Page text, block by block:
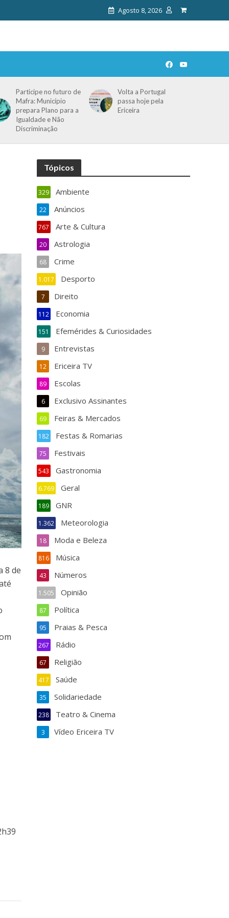
Agosto 8, 2026
Participe no futuro de
Mafra: Município
prepara Plano para a
Igualdade e Não
Discriminação
Volta a Portugal
passa hoje pela
Ericeira
8 de
Tópicos
Ambiente
329
Anúncios
22
Arte & Cultura
767
Astrologia
20
Crime
68
Desporto
1.017
Direito
7
Economia
112
Efemérides & Curiosidades
151
Entrevistas
9
Ericeira TV
12
Escolas
89
Exclusivo Assinantes
6
Feiras & Mercados
69
Festas & Romarias
182
Festivais
75
Gastronomia
543
Geral
6.769
GNR
189
Meteorologia
1.362
Moda e Beleza
18
Música
816
Números
43
Opinião
1.505
Política
87
Praias & Pesca
95
Rádio
267
Religião
67
Saúde
417
Solidariedade
35
Teatro & Cinema
238
Vídeo Ericeira TV
3